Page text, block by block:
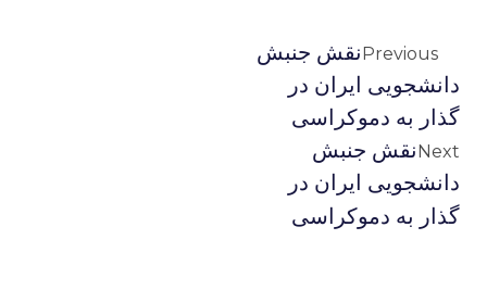
Previousنقش جنبش
دانشجویی ایران در
گذار به دموکراسی
Nextنقش جنبش
دانشجویی ایران در
گذار به دموکراسی